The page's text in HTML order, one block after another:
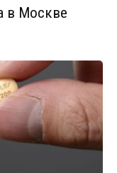
в Москве